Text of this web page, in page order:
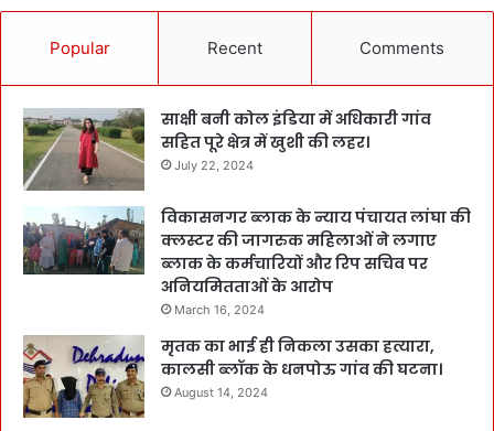
Popular Recent Comments
साक्षी बनी कोल इंडिया में अधिकारी गांव
सहित पूरे क्षेत्र में खुशी की लहर।
July 22, 2024
विकासनगर ब्लाक के न्याय पंचायत लांघा की
क्लस्टर की जागरुक महिलाओं ने लगाए
ब्लाक के कर्मचारियों और रिप सचिव पर
अनियमितताओं के आरोप
March 16, 2024
मृतक का भाई ही निकला उसका हत्यारा,
कालसी ब्लॉक के धनपोऊ गांव की घटना।
August 14, 2024